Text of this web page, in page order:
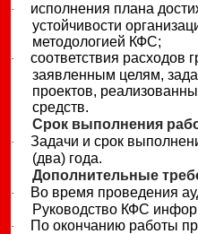
·
исполнения плана
устойчивости
методологией КФС;
·
соответствия расходов
заявленным целям,
проектов,
средств.
Срок выполнения
·
Задачи и срок
(два) года.
Дополнительные
·
Во время проведения
Руководство КФС
·
По окончанию работы